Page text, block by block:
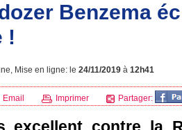
Benzema
!
Mise en ligne: le 24/11/2019 à 12h41
Email Imprimer Partager: